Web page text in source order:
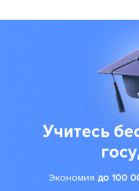
Учитесь
Экономия до 100